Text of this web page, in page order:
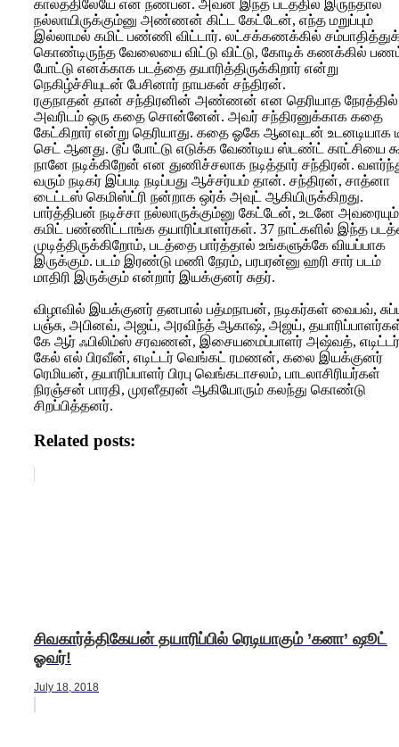
காலத்திலேயே என் நண்பன். அவன் இந்த படத்தில் இருந்தால்
நல்லாயிருக்கும்னு அண்ணன் கிட்ட கேட்டேன், எந்த மறுப்பும்
இல்லாமல் கமிட் பண்ணி விட்டார். லட்சக்கணக்கில்
கொண்டிருந்த வேலையை விட்டு விட்டு, கோடிக் கணக்கில்
போட்டு எனக்காக படத்தை தயாரித்திருக்கிறார் என்று
நெகிழ்ச்சியுடன் பேசினார் நாயகன் சந்திரன்.
ரகுநாதன் தான் சந்திரனின் அண்ணன் என தெரியாத நேரத்தில்
அவரிடம் ஒரு கதை சொன்னேன். அவர் சந்திரனுக்காக கதை
கேட்கிறார் என்று தெரியாது. கதை ஓகே ஆனவுடன் உடனடியாக
செட் ஆனது. டூப் போட்டு எடுக்க வேண்டிய ஸ்டண்ட் காட்சியை
நானே நடிக்கிறேன் என துணிச்சலாக நடித்தார் சந்திரன்.
வரும் நடிகர் இப்படி நடிப்பது ஆச்சர்யம் தான். சந்திரன், சாத்னா
டைட்டஸ் கெமிஸ்ட்ரி நன்றாக ஒர்க் அவுட் ஆகியிருக்கிறது.
பார்த்திபன் நடிச்சா நல்லாருக்கும்னு கேட்டேன், உடனே அவரையும்
கமிட் பண்ணிட்டாங்க தயாரிப்பாளர்கள். 37 நாட்களில் இந்த
முடித்திருக்கிறோம், படத்தை பார்த்தால் உங்களுக்கே வியப்பாக
இருக்கும். படம் இரண்டு மணி நேரம், பரபரன்னு ஹரி சார் படம்
மாதிரி இருக்கும் என்றார் இயக்குனர் சுதர்.
விழாவில் இயக்குனர் தனபால் பத்மநாபன், நடிகர்கள் வைபவ்,
பஞ்சு, அபினவ், அஜய், அரவிந்த் ஆகாஷ், அஜய்,
கே ஆர் ஃபிலிம்ஸ் சரவணன், இசையமைப்பாளர் அஷ்வத், எடிட்டர்
கேல் எல் பிரவீன், எடிட்டர் வெங்கட் ரமணன், கலை இயக்குனர்
ரெமியன், தயாரிப்பாளர் பிரபு வெங்கடாசலம், பாடலாசிரியர்கள்
நிரஞ்சன் பாரதி, முரளீதரன் ஆகியோரும் கலந்து கொண்டு
சிறப்பித்தனர்.
Related posts:
சிவகார்த்திகேயன் தயாரிப்பில் ரெடியாகும் ’கனா’ ஷூட்
ஓவர்!
July 18, 2018